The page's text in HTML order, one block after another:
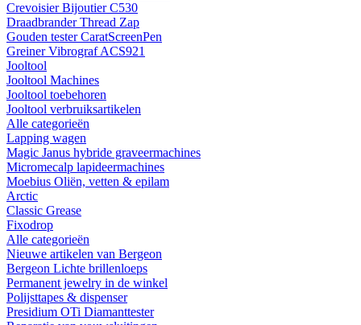
Crevoisier Bijoutier C530
Draadbrander Thread Zap
Gouden tester CaratScreenPen
Greiner Vibrograf ACS921
Jooltool
Jooltool Machines
Jooltool toebehoren
Jooltool verbruiksartikelen
Alle categorieën
Lapping wagen
Magic Janus hybride graveermachines
Micromecalp lapideermachines
Moebius Oliën, vetten & epilam
Arctic
Classic Grease
Fixodrop
Alle categorieën
Nieuwe artikelen van Bergeon
Bergeon Lichte brillenloeps
Permanent jewelry in de winkel
Polijsttapes & dispenser
Presidium OTi Diamanttester